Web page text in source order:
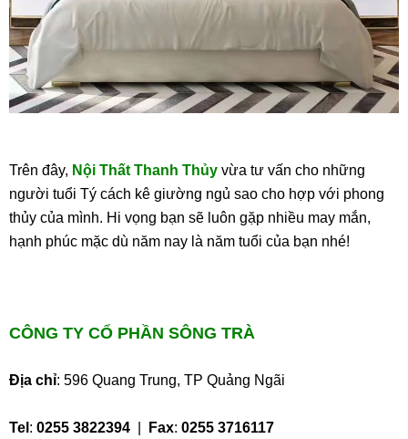
Trên đây, Nội Thất Thanh Thủy vừa tư vấn cho những
người tuổi Tý cách kê giường ngủ sao cho hợp với phong
thủy của mình. Hi vọng bạn sẽ luôn gặp nhiều may mắn,
hạnh phúc mặc dù năm nay là năm tuổi của bạn nhé!
CÔNG TY CỔ PHẦN SÔNG TRÀ
Địa chỉ: 596 Quang Trung, TP Quảng Ngãi
Tel : 0255 3822394 Fax: 0255 3716117